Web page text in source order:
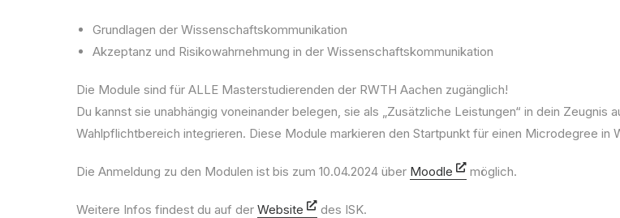
Grundlagen der Wissenschaftskommunikation
Akzeptanz und Risikowahrnehmung in der Wissenschaftskommunikation
Die Module sind für ALLE Masterstudierenden der RWTH Aachen zugänglich!
Du kannst sie unabhängig voneinander belegen, sie als „Zusätzliche Leistungen“ in dein
Wahlpflichtbereich integrieren. Diese Module markieren den Startpunkt für einen Microdegree in
Die Anmeldung zu den Modulen ist bis zum 10.04.2024 über Moodle möglich.
Weitere Infos findest du auf derWebsite
des ISK.